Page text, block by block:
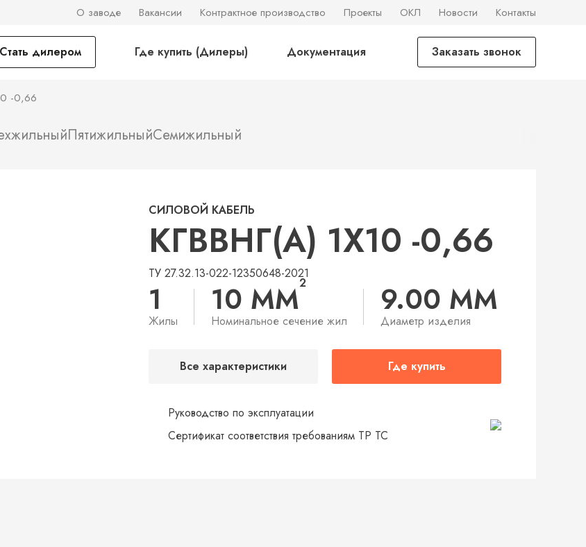
О заводе Вакансии Контрактное производство Проекты ОКЛ Новости Контакты
Стать дилером Где купить (Дилеры) Документация Заказать звонок
-0,66
ПятижильныйСемижильный
СИЛОВОЙ КАБЕЛЬ
КГВВНГ(А) 1Х10 -0,66
ТУ 27.32.13-022-12350648-2021
1
Жилы
10 ММ2
Номинальное сечение жил
9.00 ММ
Диаметр изделия
Все характеристики Где купить
Руководство по эксплуатации
Сертификат соответствия требованиям ТР ТС